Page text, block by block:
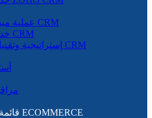
عملية مبيعات تنفيذ CRM
خدمات تنفيذ CRM
إستراتيجية وتقنيات تسويق CRM
قائمة المنتجات ECOMMERCE